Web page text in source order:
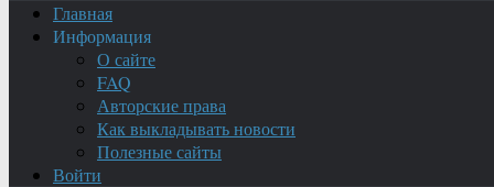
Главная
Информация
О сайте
FAQ
Авторские права
Как выкладывать новости
Полезные сайты
Войти